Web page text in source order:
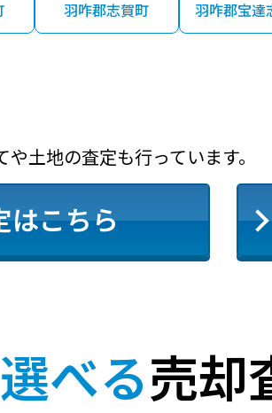
羽咋郡志賀町 羽咋郡宝達
土地の査定も行っています。
はこちら
選べる売却